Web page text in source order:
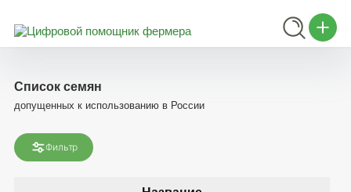
Список семян
допущенных к использованию в России
Фильтр